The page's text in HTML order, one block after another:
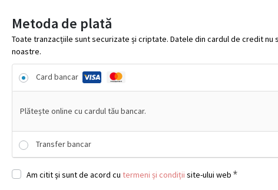
Metoda de plată
Toate tranzacțiile sunt securizate și criptate. Datele din cardul de credit
noastre.
Card bancar
Plătește online cu cardul tău bancar.
Transfer bancar
Am citit și sunt de acord cu termeni și condiții site-ului web *